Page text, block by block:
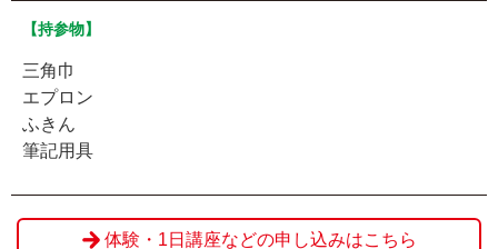
【持参物】
三角巾
エプロン
ふきん
筆記用具
体験・1日講座などの申し込みはこちら